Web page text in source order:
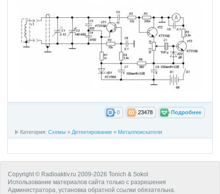
Подробнее
23478
0
Категория: Схемы » Детектирование » Металлоискатели
Copyright © Radioaktiv.ru 2009-2026 Tonich & Sokol
Использование материалов сайта только с разрешения
Администратора, установка обратной ссылки обязательна.